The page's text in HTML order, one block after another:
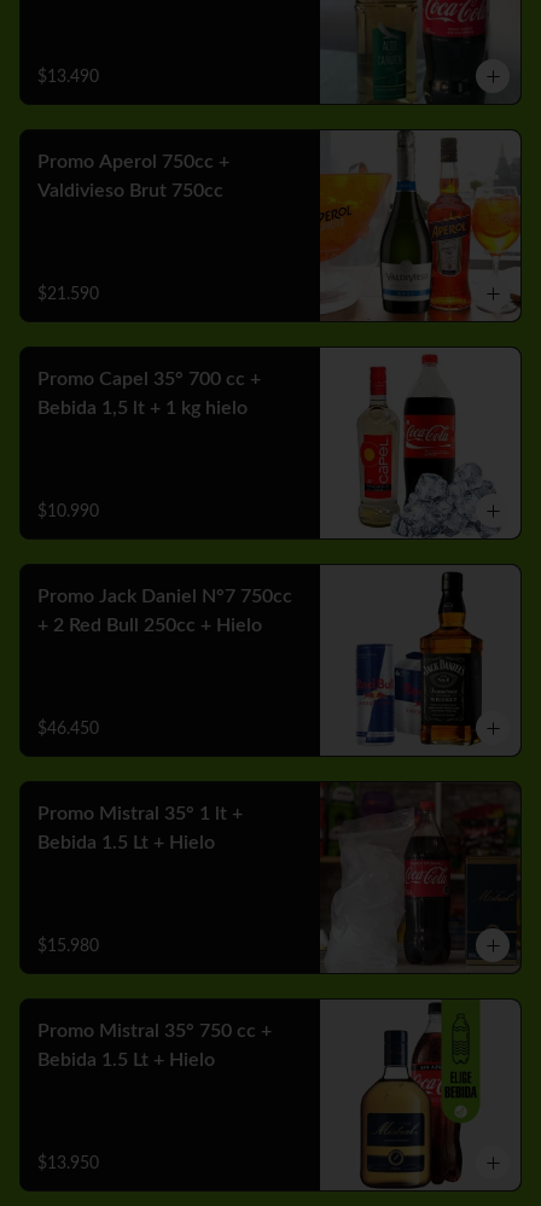
$13.490
Promo Aperol 750cc +
Valdivieso Brut 750cc
$21.590
Promo Capel 35° 700 cc +
Bebida 1,5 lt + 1 kg hielo
$10.990
Promo Jack Daniel N°7 750cc
+ 2 Red Bull 250cc + Hielo
$46.450
Promo Mistral 35° 1 lt +
Bebida 1.5 Lt + Hielo
$15.980
Promo Mistral 35° 750 cc +
Bebida 1.5 Lt + Hielo
$13.950